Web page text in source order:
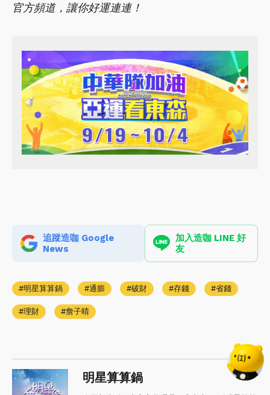
官方頻道，讓你好運連連！
追蹤造咖 Google
News
加入造咖 LINE 好
友
明星算算鍋 通膨 破財 存錢 省錢
理財 詹子晴
明星算算鍋